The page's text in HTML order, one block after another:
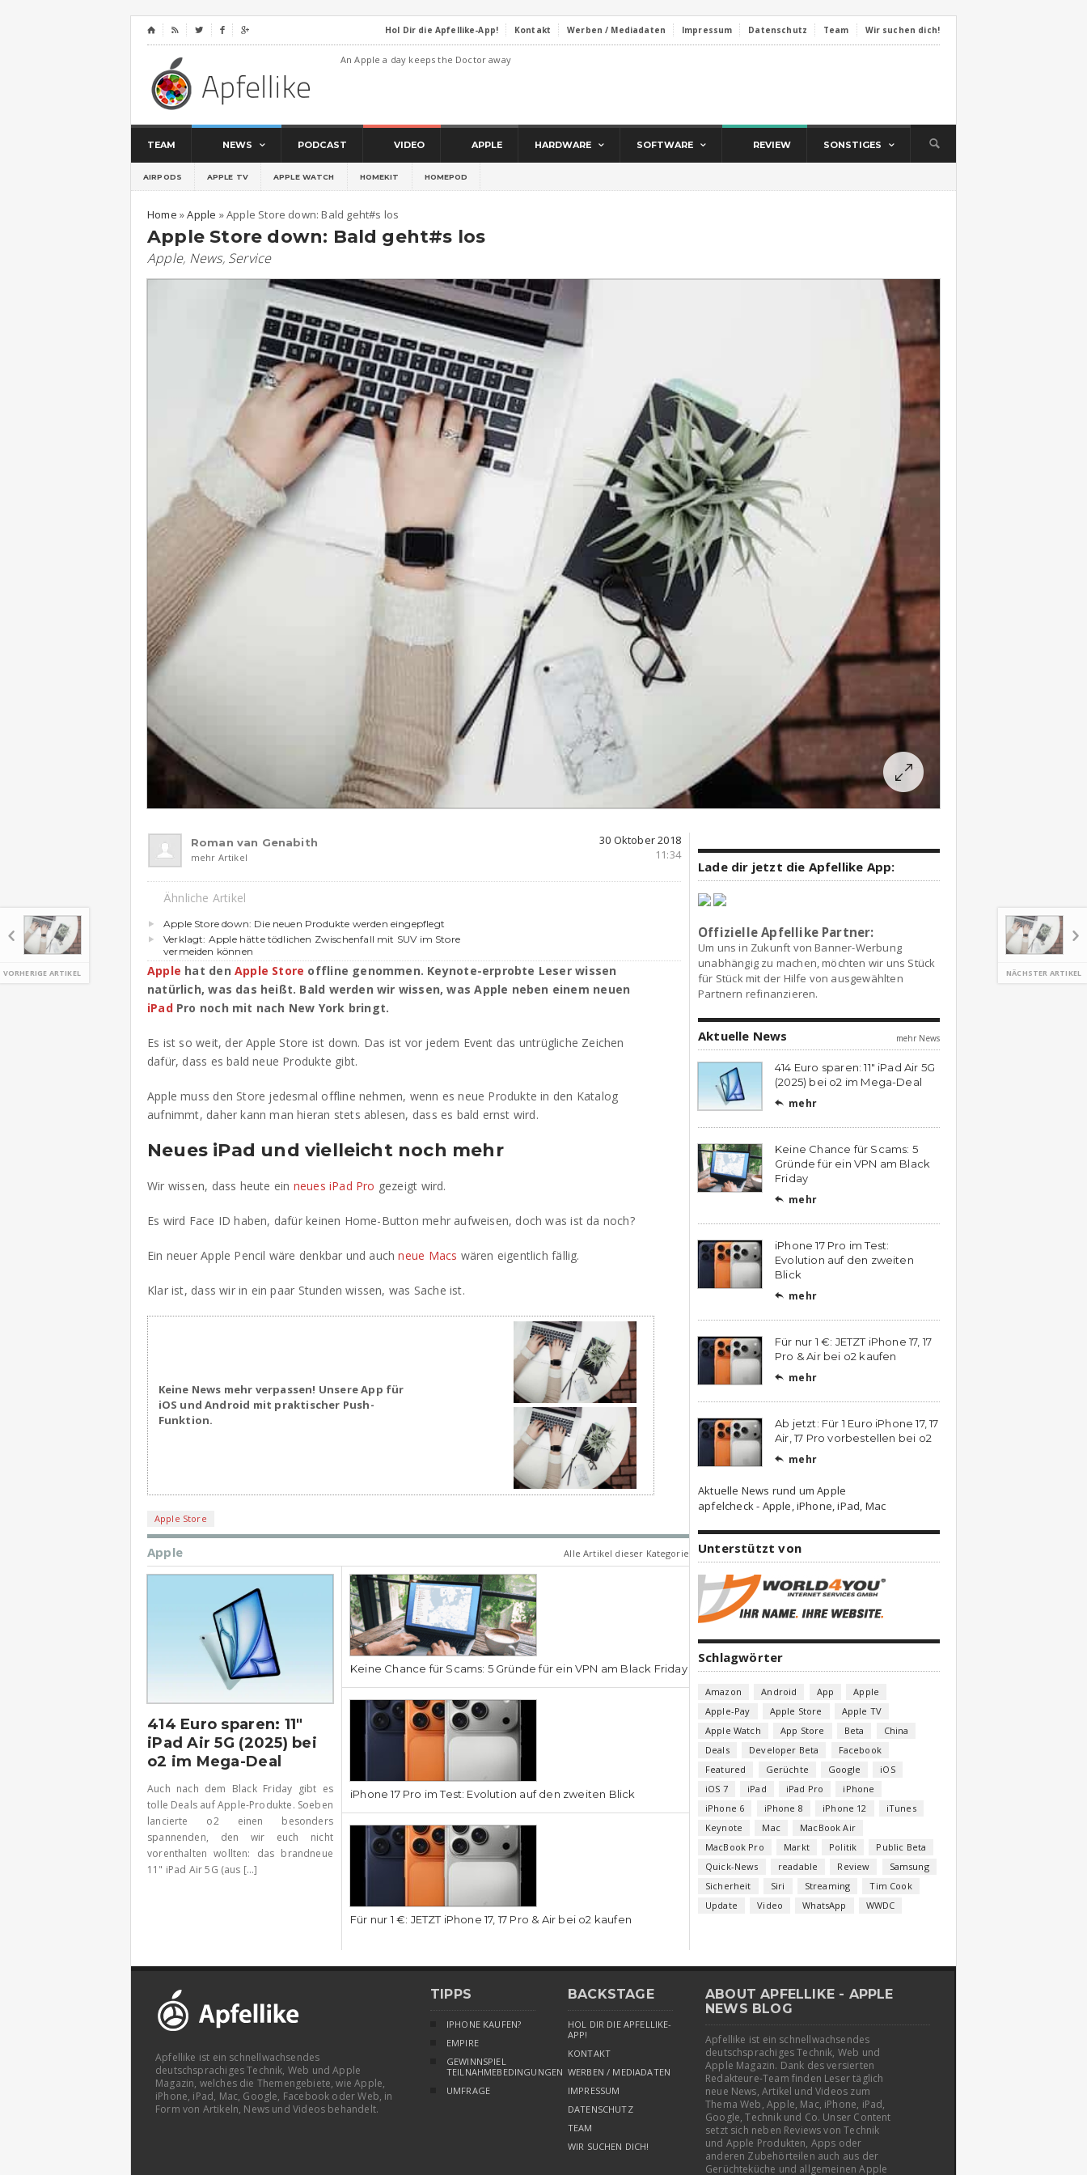
VORHERIGE ARTIKEL NÄCHSTER ARTIKEL
⌂     Hol Dir die Apfellike-App! Kontakt Werben / Mediadaten Impressum Datenschutz Team Wir suchen dich!
An Apple a day keeps the Doctor away
TEAM NEWS PODCAST VIDEO APPLE HARDWARE SOFTWARE REVIEW SONSTIGES
AIRPODS APPLE TV APPLE WATCH HOMEKIT HOMEPOD
Home »Apple »Apple Store down: Bald geht#s los
Apple Store down: Bald geht#s los
Apple, News, Service
Roman van Genabith
mehr Artikel
30 Oktober 2018
11:34
Ähnliche Artikel
Apple Store down: Die neuen Produkte werden eingepflegt
Verklagt: Apple hätte tödlichen Zwischenfall mit SUV im Store
vermeiden können
Apple hat den Apple Store offline genommen. Keynote-erprobte Leser wissen
natürlich, was das heißt. Bald werden wir wissen, was Apple neben einem neuen
iPadPro noch mit nach New York bringt.
Es ist so weit, der Apple Store ist down. Das ist vor jedem Event das untrügliche Zeichen
dafür, dass es bald neue Produkte gibt.
Apple muss den Store jedesmal offline nehmen, wenn es neue Produkte in den Katalog
aufnimmt, daher kann man hieran stets ablesen, dass es bald ernst wird.
Neues iPad und vielleicht noch mehr
Wir wissen, dass heute ein neues iPad Pro gezeigt wird.
Es wird Face ID haben, dafür keinen Home-Button mehr aufweisen, doch was ist da noch?
Ein neuer Apple Pencil wäre denkbar und auchneue Macs wären eigentlich fällig.
Klar ist, dass wir in ein paar Stunden wissen, was Sache ist.
Keine News mehr verpassen! Unsere App für
iOS und Android mit praktischer Push-
Funktion.
Apple Store
Apple Alle Artikel dieser Kategorie
414 Euro sparen: 11″
iPad Air 5G (2025) bei
o2 im Mega-Deal
Auch nach dem Black Friday gibt es
tolle Deals auf Apple-Produkte. Soeben
lancierte o2 einen besonders
spannenden, den wir euch nicht
vorenthalten wollten: das brandneue
11" iPad Air 5G (aus [...]
Keine Chance für Scams: 5 Gründe für ein VPN am Black Friday
iPhone 17 Pro im Test: Evolution auf den zweiten Blick
Für nur 1 €: JETZT iPhone 17, 17 Pro & Air bei o2 kaufen
Lade dir jetzt die Apfellike App:
Offizielle Apfellike Partner:
Um uns in Zukunft von Banner-Werbung
unabhängig zu machen, möchten wir uns Stück
für Stück mit der Hilfe von ausgewählten
Partnern refinanzieren.
Aktuelle News mehr News
414 Euro sparen: 11″ iPad Air 5G
(2025) bei o2 im Mega-Deal
 mehr
Keine Chance für Scams: 5
Gründe für ein VPN am Black
Friday
 mehr
iPhone 17 Pro im Test:
Evolution auf den zweiten
Blick
 mehr
Für nur 1 €: JETZT iPhone 17, 17
Pro & Air bei o2 kaufen
 mehr
Ab jetzt: Für 1 Euro iPhone 17, 17
Air, 17 Pro vorbestellen bei o2
 mehr
Aktuelle News rund um Apple
apfelcheck - Apple, iPhone, iPad, Mac
Unterstützt von
Schlagwörter
Amazon Android App
Apple
Apple-Pay
Apple Store
Apple TV
Apple Watch
App Store Beta
China
Deals
Developer Beta
Facebook
Featured
Gerüchte Google
iOS
iOS 7
iPad iPad Pro
iPhone
iPhone 6
iPhone 8 iPhone 12
iTunes
Keynote
Mac
MacBook Air
MacBook Pro
Markt Politik
Public Beta
Quick-News
readable Review
Samsung
Sicherheit
Siri Streaming
Tim Cook
Update
Video WhatsApp WWDC
Apfellike ist ein schnellwachsendes
deutschsprachiges Technik, Web und Apple
Magazin, welches die Themengebiete, wie Apple,
iPhone, iPad, Mac, Google, Facebook oder Web, in
Form von Artikeln, News und Videos behandelt.
TIPPS
IPHONE KAUFEN?
EMPIRE
GEWINNSPIEL
TEILNAHMEBEDINGUNGEN
UMFRAGE
BACKSTAGE
HOL DIR DIE APFELLIKE-
APP!
KONTAKT
WERBEN / MEDIADATEN
IMPRESSUM
DATENSCHUTZ
TEAM
WIR SUCHEN DICH!
ABOUT APFELLIKE - APPLE
NEWS BLOG
Apfellike ist ein schnellwachsendes
deutschsprachiges Technik, Web und
Apple Magazin. Dank des versierten
Redakteure-Team finden Leser täglich
neue News, Artikel und Videos zum
Thema Web, Apple, Mac, iPhone, iPad,
Google, Technik und Co. Unser Content
setzt sich neben Reviews von Technik
und Apple Produkten, Apps oder
anderen Zubehörteilen auch aus der
Gerüchteküche und allgemeinen Apple